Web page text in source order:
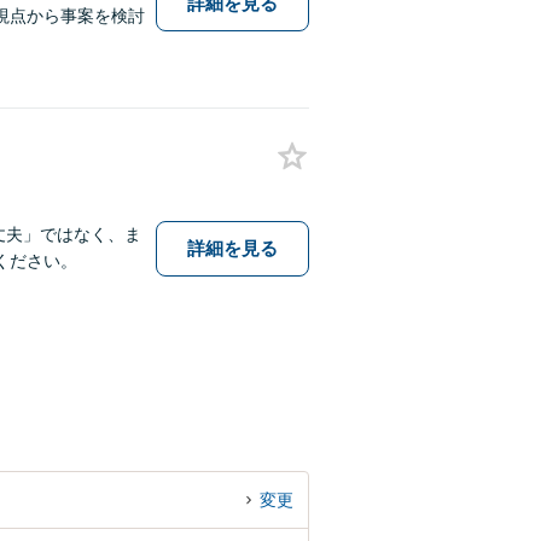
点から事案を検討
」ではなく、ま
さい。
詳細を見る
変更